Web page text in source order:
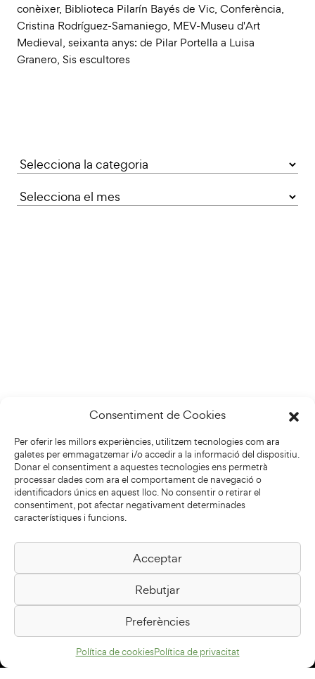
Consentiment de Cookies
Per oferir les millors experiències, utilitzem tecnologies com ara
galetes per emmagatzemar i/o accedir a la informació del dispositiu.
Donar el consentiment a aquestes tecnologies ens permetrà
processar dades com ara el comportament de navegació o
identificadors únics en aquest lloc. No consentir o retirar el
consentiment, pot afectar negativament determinades
característiques i funcions.
Acceptar
Rebutjar
Preferències
Política de cookiesPolítica de privacitat
conèixer, Biblioteca Pilarín Bayés de Vic, Conferència,
Cristina Rodríguez-Samaniego, MEV-Museu d'Art
Medieval, seixanta anys: de Pilar Portella a Luisa
Granero, Sis escultores
Categories
Biblioteca Pilarin Bayés
Passeig de la Generalitat, 1
08500 Vic